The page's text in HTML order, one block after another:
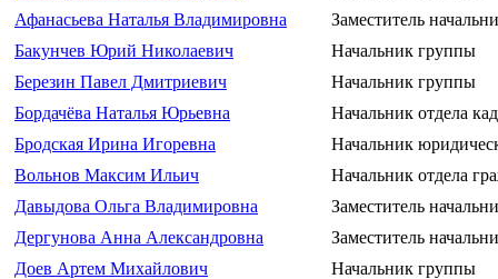
Афанасьева Наталья Владимировна
Заместитель
Бакунчев Юрий Николаевич
Начальник группы
Березин Павел Дмитриевич
Начальник группы
Бордачёва Наталья Юрьевна
Начальник отдела
Бродская Ирина Игоревна
Начальник
Вольнов Максим Ильич
Начальник отдела
Давыдова Ольга Владимировна
Заместитель
Дергунова Анна Александровна
Заместитель
Доев Артем Михайлович
Начальник группы